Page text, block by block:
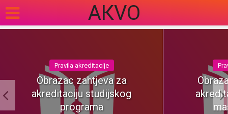
АКVO
Pravila akreditacije
Obrazac zahtjeva za
akreditaciju studijskog
programa